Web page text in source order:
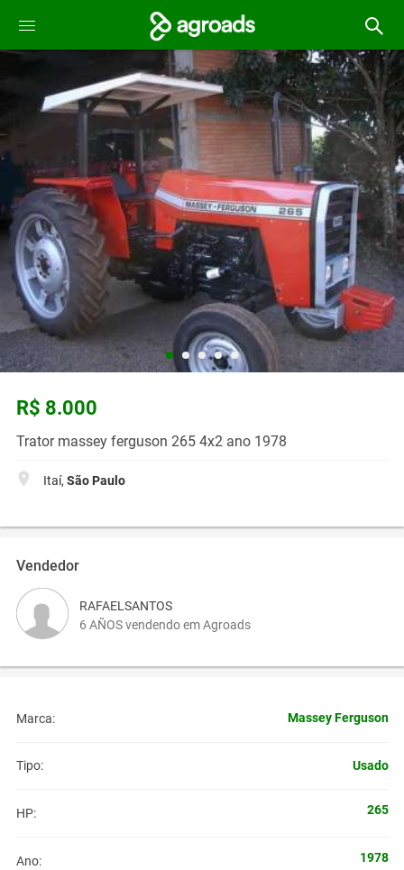
R$ 8.000
Trator massey ferguson 265 4x2 ano 1978
Itaí, São Paulo
Vendedor
RAFAELSANTOS
6 AÑOS vendendo em Agroads
Marca: Massey Ferguson
Tipo: Usado
HP: 265
Ano: 1978